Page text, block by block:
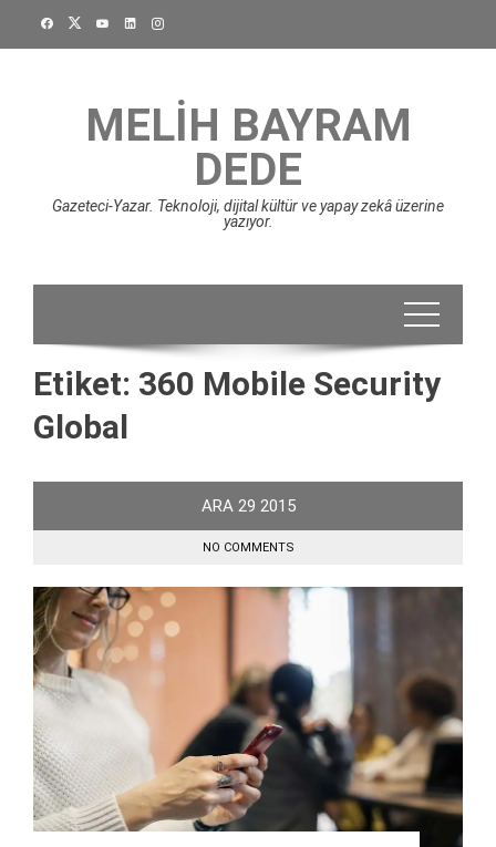
MELIH BAYRAM
DEDE
Gazeteci-Yazar. Teknoloji, dijital kültür ve yapay zekâ üzerine
yazıyor.
Etiket: 360 Mobile Security
Global
ARA 29 2015
NO COMMENTS